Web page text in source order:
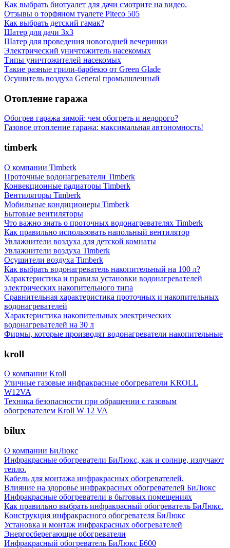
Как выбрать биотуалет для дачи смотрите на видео.
Отзывы о торфяном туалете Piteco 505
Как выбрать детский гамак?
Шатер для дачи 3х3
Шатер для проведения новогодней вечеринки
Электрический уничтожитель насекомых
Типы уничтожителей насекомых
Такие разные грили-барбекю от Green Glade
Осушитель воздуха General промышленный
Отопление гаража
Обогрев гаража зимой: чем обогреть и недорого?
Газовое отопление гаража: максимальная автономность!
timberk
О компании Timberk
Проточные водонагреватели Timberk
Конвекционные радиаторы Timberk
Вентиляторы Timberk
Мобильные кондиционеры Timberk
Бытовые вентиляторы
Что важно знать о проточных водонагревателях Timberk
Как правильно использовать напольный вентилятор
Увлажнители воздуха для детской комнаты
Увлажнители воздуха Timberk
Осушители воздуха Timberk
Как выбрать водонагреватель накопительный на 100 л?
Характеристика и правила установки водонагревателей
электрических накопительного типа
Сравнительная характеристика проточных и накопительных
водонагревателей
Характеристика накопительных электрических
водонагревателей на 30 л
Фирмы, которые производят водонагреватели накопительные
kroll
О компании Kroll
Уличные газовые инфракрасные обогреватели KROLL
W12VA
Техника безопасности при обращении с газовым
обогревателем Kroll W 12 VA
bilux
О компании БиЛюкс
Инфракрасные обогреватели БиЛюкс, как и солнце, излучают
тепло.
Кабель для монтажа инфракрасных обогревателей.
Влияние на здоровье инфракрасных обогревателей БиЛюкс
Инфракрасные обогреватели в бытовых помещениях
Как правильно выбрать инфракрасный обогреватель БиЛюкс.
Конструкция инфракрасного обогревателя БиЛюкс
Установка и монтаж инфракрасных обогревателей
Энергосберегающие обогреватели
Инфракрасный обогреватель БиЛюкс Б600